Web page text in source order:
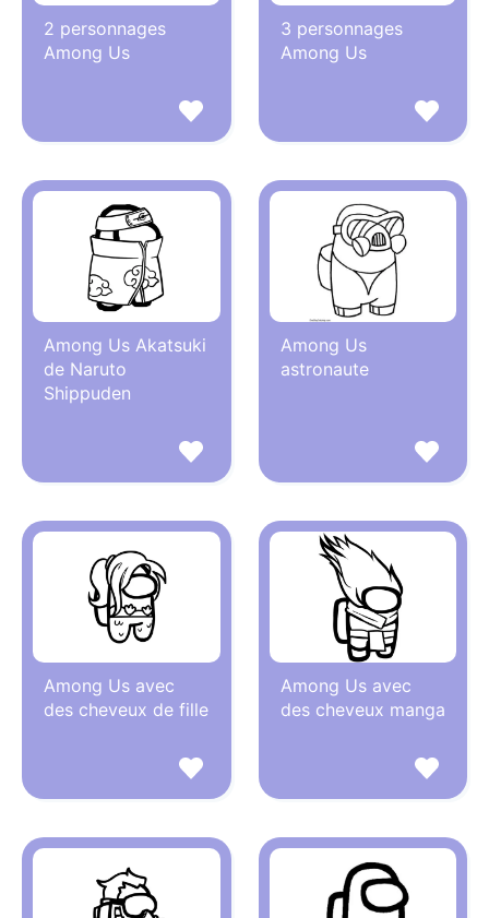
2 personnages
Among Us
3 personnages
Among Us
Among Us Akatsuki
de Naruto
Shippuden
Among Us
astronaute
Among Us avec
des cheveux de fille
Among Us avec
des cheveux manga